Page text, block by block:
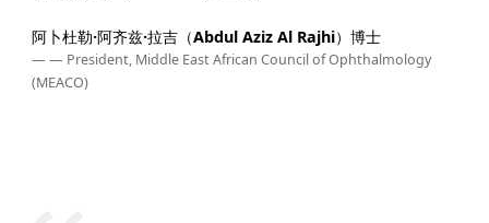
阿卜杜勒·阿齐兹·拉吉（Abdul Aziz Al Rajhi）博士
— — President, Middle East African Council of Ophthalmology
(MEACO)